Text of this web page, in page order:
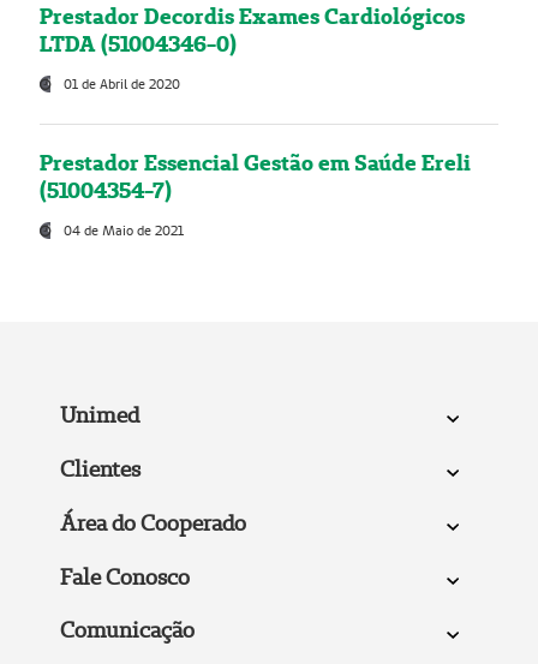
Prestador Decordis Exames Cardiológicos
LTDA (51004346-0)
01 de Abril de 2020
Prestador Essencial Gestão em Saúde Ereli
(51004354-7)
04 de Maio de 2021
Unimed
Clientes
Área do Cooperado
Fale Conosco
Comunicação